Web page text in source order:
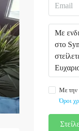
Με την
Όροι